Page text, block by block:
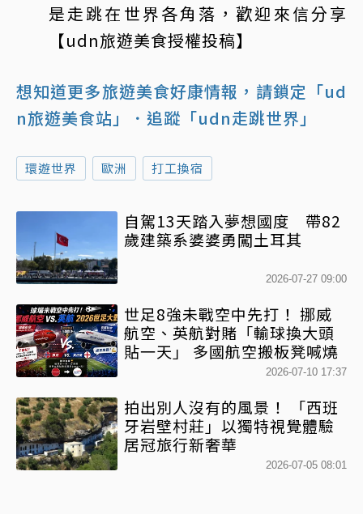
是走跳在世界各角落，歡迎來信分享
【udn旅遊美食授權投稿】
想知道更多旅遊美食好康情報，請鎖定「ud
n旅遊美食站」
．追蹤「udn走跳世界」
環遊世界 歐洲 打工換宿
自駕13天踏入夢想國度 帶82
歲建築系婆婆勇闖土耳其
2026-07-27 09:00
世足8強未戰空中先打！ 挪威
航空、英航對賭「輸球換大頭
貼一天」 多國航空搬板凳喊燒
2026-07-10 17:37
拍出別人沒有的風景！ 「西班
牙岩壁村莊」以獨特視覺體驗
居冠旅行新奢華
2026-07-05 08:01